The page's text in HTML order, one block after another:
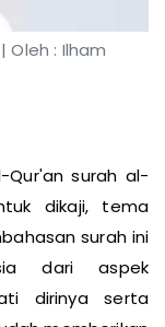
: Ilham
surah al-
dikaji, tema
surah ini
dari aspek
dirinya serta